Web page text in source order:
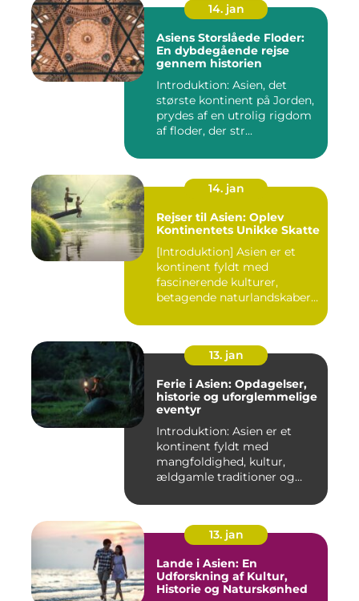
14. jan
Asiens Storslåede Floder:
En dybdegående rejse
gennem historien
Introduktion: Asien, det
største kontinent på Jorden,
prydes af en utrolig rigdom
af floder, der str...
14. jan
Rejser til Asien: Oplev
Kontinentets Unikke Skatte
[Introduktion] Asien er et
kontinent fyldt med
fascinerende kulturer,
betagende naturlandskaber
13. jan
Ferie i Asien: Opdagelser,
historie og uforglemmelige
eventyr
Introduktion: Asien er et
kontinent fyldt med
mangfoldighed, kultur,
ældgamle traditioner og
13. jan
Lande i Asien: En
Udforskning af Kultur,
Historie og Naturskønhed